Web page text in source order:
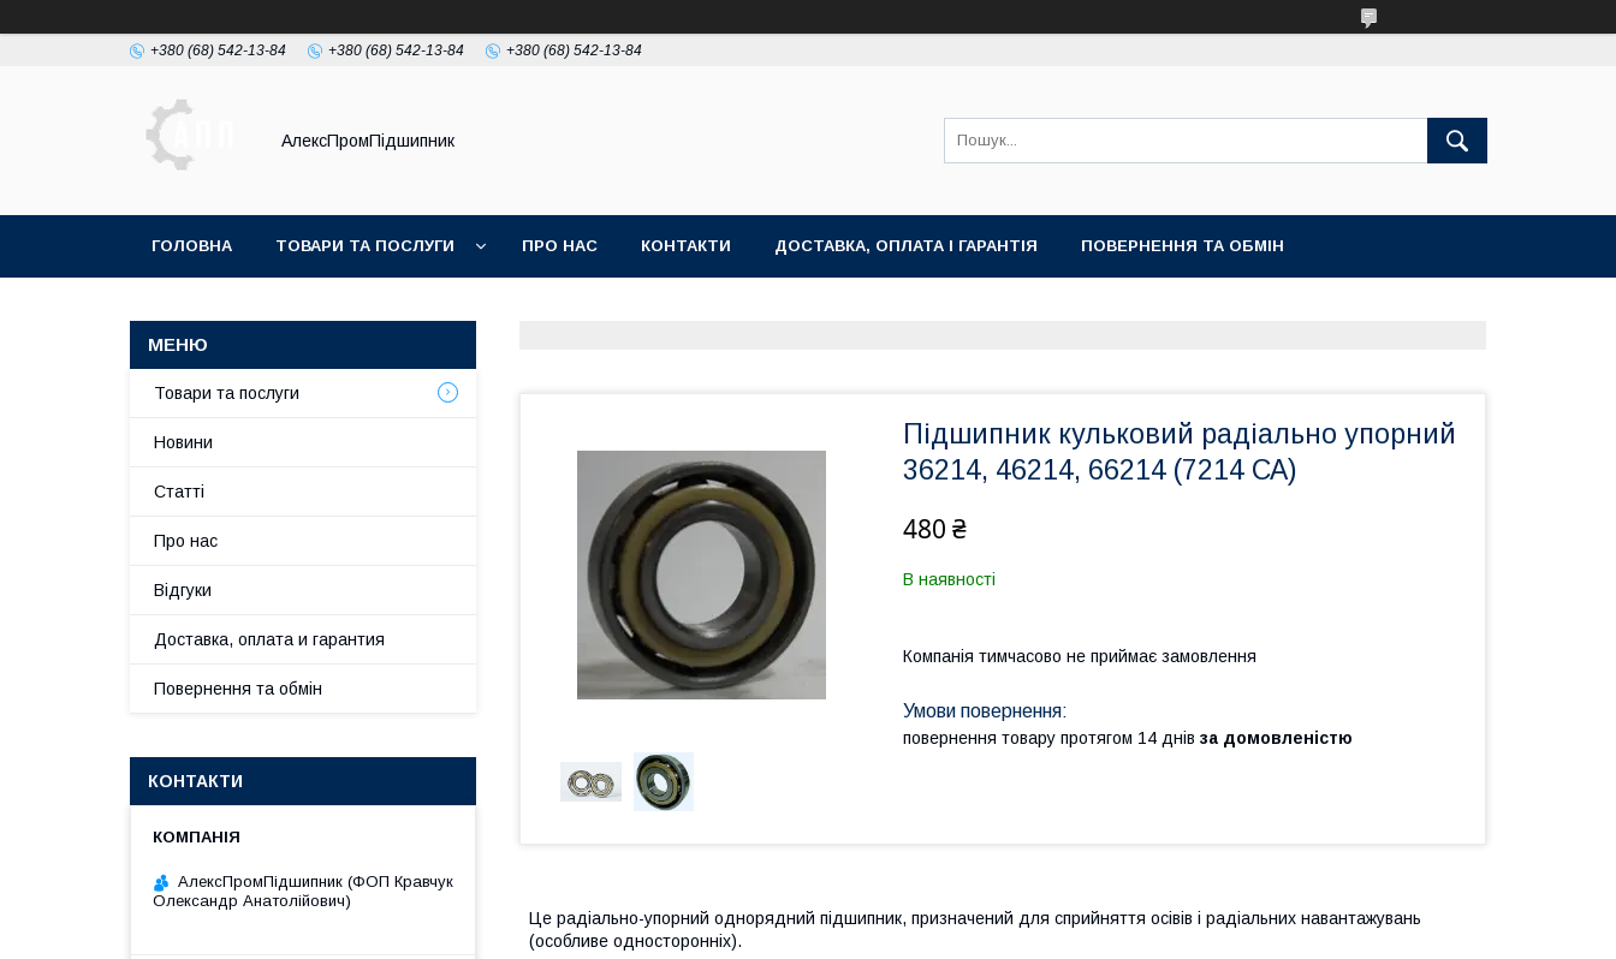
+380 (68) 542-13-84 +380 (68) 542-13-84 +380 (68) 542-13-84
АлексПромПідшипник
ГОЛОВНА ТОВАРИ ТА ПОСЛУГИ ПРО НАС КОНТАКТИ ДОСТАВКА, ОПЛАТА І ГАРАНТІЯ ПОВЕРНЕННЯ ТА ОБМІН
Підшипник кульковий радіально упорний
36214, 46214, 66214 (7214 СА)
480 ₴
В наявності
Компанія тимчасово не приймає замовлення
повернення товару протягом 14 днів за домовленістю
Це радіально-упорний однорядний підшипник, призначений для сприйняття осівів і радіальних навантажувань
(особливе односторонніх).
Товари та послуги
Новини
Статті
Про нас
Відгуки
Доставка, оплата и гарантия
Повернення та обмін
КОНТАКТИ
АлексПромПідшипник (ФОП Кравчук
Олександр Анатолійович)